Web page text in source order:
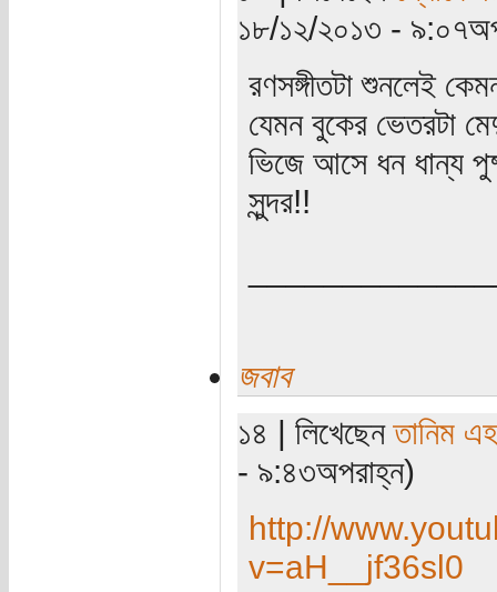
১৮/১২/২০১৩ -
রণসঙ্গীতটা শুনলেই
যেমন বুকের ভেতরটা
ভিজে আসে ধন ধান্য
সুন্দর!!
জবাব
১৪ | লিখেছেনতানিম
- ৯:৪৩অপরাহ্ন)
http://
v=aH__jf36sl0